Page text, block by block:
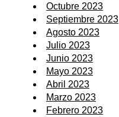
Octubre 2023
Septiembre 2023
Agosto 2023
Julio 2023
Junio 2023
Mayo 2023
Abril 2023
Marzo 2023
Febrero 2023